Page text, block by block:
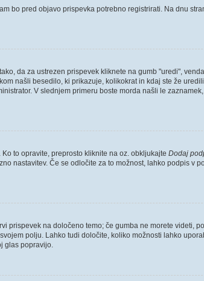
bo pred objavo prispevka potrebno registrirati. Na dnu
da za ustrezen prispevek kliknete na gumb "uredi",
našli besedilo, ki prikazuje, kolikokrat in kdaj ste že
V slednjem primeru boste morda našli le
to opravite, preprosto kliknite na oz. obkljukajte Dodaj
nastavitev. Če se odločite za to možnost, lahko podpis v
prispevek na določeno temo; če gumba ne morete videti,
polju. Lahko tudi določite, koliko možnosti lahko
glas popravijo.